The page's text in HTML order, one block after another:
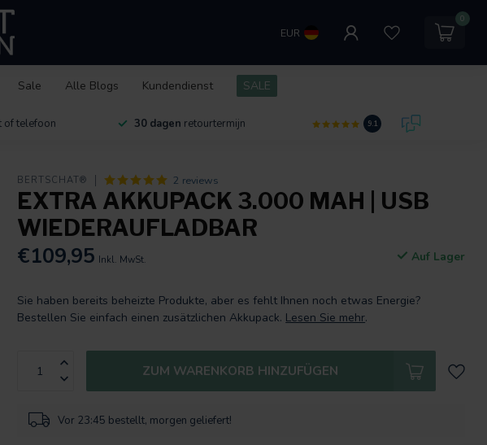
EUR
0
Sale Alle Blogs Kundendienst SALE
of telefoon 30 dagen retourtermijn 9.1
BERTSCHAT® 2 reviews
EXTRA AKKUPACK 3.000 MAH | USB
WIEDERAUFLADBAR
€109,95 Inkl. MwSt. Auf Lager
Sie haben bereits beheizte Produkte, aber es fehlt Ihnen noch etwas Energie?
Bestellen Sie einfach einen zusätzlichen Akkupack. Lesen Sie mehr.
ZUM WARENKORB HINZUFÜGEN
Vor 23:45 bestellt, morgen geliefert!